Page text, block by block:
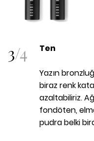
3/4 Ten
Yazın
biraz renk
azaltabiliriz.
fondöten,
pudra belki